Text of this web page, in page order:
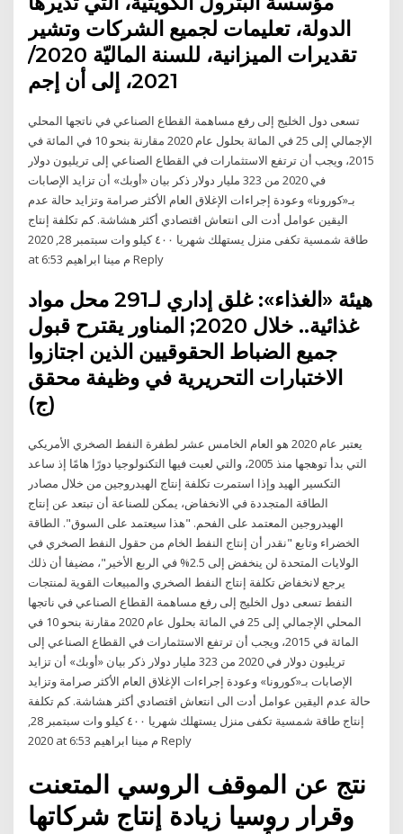
الدولة، تعليمات لجميع الشركات وتشير
تقديرات الميزانية، للسنة الماليّة 2020/
2021، إلى أن إجم
تسعى دول الخليج إلى رفع مساهمة القطاع الصناعي في ناتجها المحلي
الإجمالي إلى 25 في المائة بحلول عام 2020 مقارنة بنحو 10 في المائة في
2015، ويجب أن ترتفع الاستثمارات في القطاع الصناعي إلى تريليون دولار
في 2020 من 323 مليار دولار ذكر بيان «أوبك» أن تزايد الإصابات
بـ«كورونا» وعودة إجراءات الإغلاق العام الأكثر صرامة وتزايد حالة عدم
اليقين عوامل أدت الى انتعاش اقتصادي أكثر هشاشة. كم تكلفة إنتاج
طاقة شمسية تكفى منزل يستهلك شهريا ٤٠٠ كيلو وات سبتمبر 28, 2020
at 6:53 م مينا ابراهيم Reply
هيئة «الغذاء»: غلق إداري لـ291 محل مواد
غذائية.. خلال 2020; المناور يقترح قبول
جميع الضباط الحقوقيين الذين اجتازوا
الاختبارات التحريرية في وظيفة محقق
(ج)
يعتبر عام 2020 هو العام الخامس عشر لطفرة النفط الصخري الأمريكي
التي بدأ توهجها منذ 2005، والتي لعبت فيها التكنولوجيا دورًا هامًا إذ ساعد
التكسير الهيد وإذا استمرت تكلفة إنتاج الهيدروجين من خلال مصادر
الطاقة المتجددة في الانخفاض، يمكن للصناعة أن تبتعد عن إنتاج
الهيدروجين المعتمد على الفحم. "هذا سيعتمد على السوق". الطاقة
الخضراء وتابع "نقدر أن إنتاج النفط الخام من حقول النفط الصخري في
الولايات المتحدة لن ينخفض إلى 2.5% في الربع الأخير"، مضيفا أن ذلك
يرجع لانخفاض تكلفة إنتاج النفط الصخري والمبيعات القوية لمنتجات
النفط تسعى دول الخليج إلى رفع مساهمة القطاع الصناعي في ناتجها
المحلي الإجمالي إلى 25 في المائة بحلول عام 2020 مقارنة بنحو 10 في
المائة في 2015، ويجب أن ترتفع الاستثمارات في القطاع الصناعي إلى
تريليون دولار في 2020 من 323 مليار دولار ذكر بيان «أوبك» أن تزايد
الإصابات بـ«كورونا» وعودة إجراءات الإغلاق العام الأكثر صرامة وتزايد
حالة عدم اليقين عوامل أدت الى انتعاش اقتصادي أكثر هشاشة. كم تكلفة
إنتاج طاقة شمسية تكفى منزل يستهلك شهريا ٤٠٠ كيلو وات سبتمبر 28,
2020 at 6:53 م مينا ابراهيم Reply
نتج عن الموقف الروسي المتعنت
وقرار روسيا زيادة إنتاج شركاتها